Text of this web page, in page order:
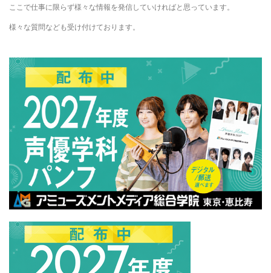
ここで仕事に限らず様々な情報を発信していければと思っています。
様々な質問なども受け付けております。